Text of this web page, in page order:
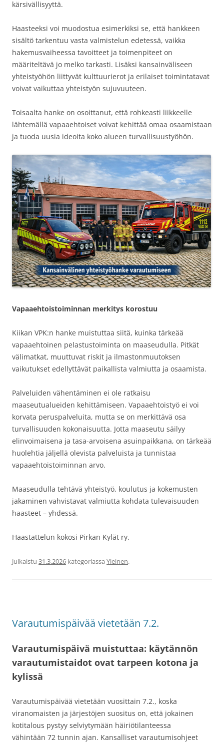
kärsivällisyyttä.
Haasteeksi voi muodostua esimerkiksi se, että hankkeen
sisältö tarkentuu vasta valmistelun edetessä, vaikka
hakemusvaiheessa tavoitteet ja toimenpiteet on
määriteltävä jo melko tarkasti. Lisäksi kansainväliseen
yhteistyöhön liittyvät kulttuurierot ja erilaiset toimintatavat
voivat vaikuttaa yhteistyön sujuvuuteen.
Toisaalta hanke on osoittanut, että rohkeasti liikkeelle
lähtemällä vapaaehtoiset voivat kehittää omaa osaamistaan
ja tuoda uusia ideoita koko alueen turvallisuustyöhön.
Vapaaehtoistoiminnan merkitys korostuu
Kiikan VPK:n hanke muistuttaa siitä, kuinka tärkeää
vapaaehtoinen pelastustoiminta on maaseudulla. Pitkät
välimatkat, muuttuvat riskit ja ilmastonmuutoksen
vaikutukset edellyttävät paikallista valmiutta ja osaamista.
Palveluiden vähentäminen ei ole ratkaisu
maaseutualueiden kehittämiseen. Vapaaehtoistyö ei voi
korvata peruspalveluita, mutta se on merkittävä osa
turvallisuuden kokonaisuutta. Jotta maaseutu säilyy
elinvoimaisena ja tasa-arvoisena asuinpaikkana, on tärkeää
huolehtia jäljellä olevista palveluista ja tunnistaa
vapaaehtoistoiminnan arvo.
Maaseudulla tehtävä yhteistyö, koulutus ja kokemusten
jakaminen vahvistavat valmiutta kohdata tulevaisuuden
haasteet – yhdessä.
Haastattelun kokosi Pirkan Kylät ry.
Julkaistu 31.3.2026 kategoriassa Yleinen.
Varautumispäivää vietetään 7.2.
Varautumispäivä muistuttaa: käytännön
varautumistaidot ovat tarpeen kotona ja
kylissä
Varautumispäivää vietetään vuosittain 7.2., koska
viranomaisten ja järjestöjen suositus on, että jokainen
kotitalous pystyy selviytymään häiriötilanteessa
vähintään 72 tunnin ajan. Kansalliset varautumisohjeet